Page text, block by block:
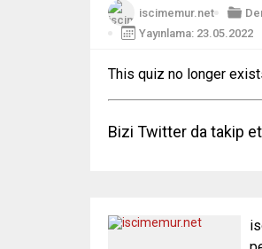
iscimemur.net
Yayınlama: 23.05.2022
This quiz no longer
Bizi Twitter da takip